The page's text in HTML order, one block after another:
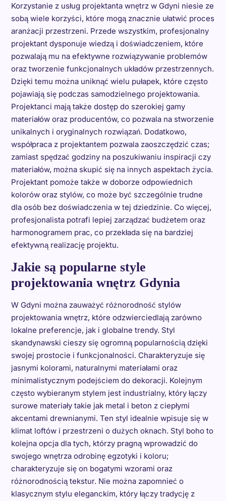
Korzystanie z usług projektanta wnętrz w Gdyni niesie ze
sobą wiele korzyści, które mogą znacznie ułatwić proces
aranżacji przestrzeni. Przede wszystkim, profesjonalny
projektant dysponuje wiedzą i doświadczeniem, które
pozwalają mu na efektywne rozwiązywanie problemów
oraz tworzenie funkcjonalnych układów przestrzennych.
Dzięki temu można uniknąć wielu pułapek, które często
pojawiają się podczas samodzielnego projektowania.
Projektanci mają także dostęp do szerokiej gamy
materiałów oraz producentów, co pozwala na stworzenie
unikalnych i oryginalnych rozwiązań. Dodatkowo,
współpraca z projektantem pozwala zaoszczędzić czas;
zamiast spędzać godziny na poszukiwaniu inspiracji czy
materiałów, można skupić się na innych aspektach życia.
Projektant pomoże także w doborze odpowiednich
kolorów oraz stylów, co może być szczególnie trudne
dla osób bez doświadczenia w tej dziedzinie. Co więcej,
profesjonalista potrafi lepiej zarządzać budżetem oraz
harmonogramem prac, co przekłada się na bardziej
efektywną realizację projektu.
Jakie są popularne style
projektowania wnętrz Gdynia
W Gdyni można zauważyć różnorodność stylów
projektowania wnętrz, które odzwierciedlają zarówno
lokalne preferencje, jak i globalne trendy. Styl
skandynawski cieszy się ogromną popularnością dzięki
swojej prostocie i funkcjonalności. Charakteryzuje się
jasnymi kolorami, naturalnymi materiałami oraz
minimalistycznym podejściem do dekoracji. Kolejnym
często wybieranym stylem jest industrialny, który łączy
surowe materiały takie jak metal i beton z ciepłymi
akcentami drewnianymi. Ten styl idealnie wpisuje się w
klimat loftów i przestrzeni o dużych oknach. Styl boho to
kolejna opcja dla tych, którzy pragną wprowadzić do
swojego wnętrza odrobinę egzotyki i koloru;
charakteryzuje się on bogatymi wzorami oraz
różnorodnością tekstur. Nie można zapomnieć o
klasycznym stylu eleganckim, który łączy tradycję z